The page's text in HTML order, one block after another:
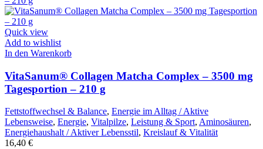
Quick view
Add to wishlist
In den Warenkorb
VitaSanum® Collagen Matcha Complex – 3500 mg
Tagesportion – 210 g
Fettstoffwechsel & Balance, Energie im Alltag / Aktive
Lebensweise, Energie, Vitalpilze, Leistung & Sport, Aminosäuren,
Energiehaushalt / Aktiver Lebensstil, Kreislauf & Vitalität
16,40 €